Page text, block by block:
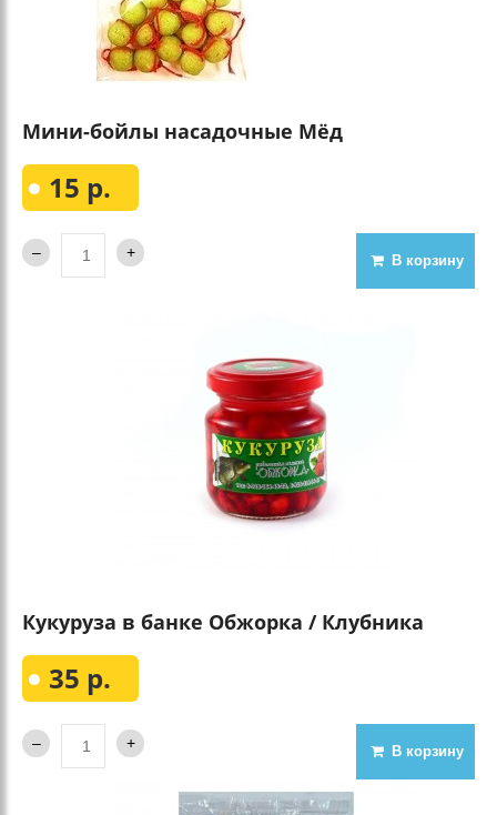
Мини-бойлы насадочные Мёд
15 р.
В корзину
Кукуруза в банке Обжорка / Клубника
35 р.
В корзину